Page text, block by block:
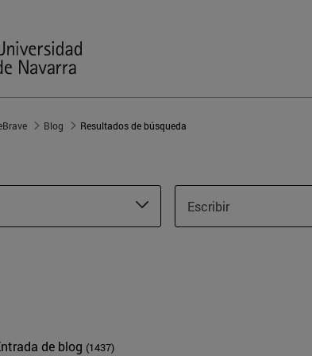
Blog Resultados de búsqueda
Escribir
de blog (1437)